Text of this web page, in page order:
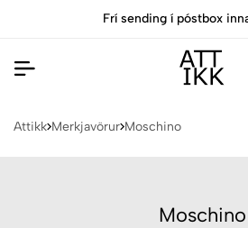
Frí sending í póstbox
Attikk Merkjavörur Moschino
Moschino